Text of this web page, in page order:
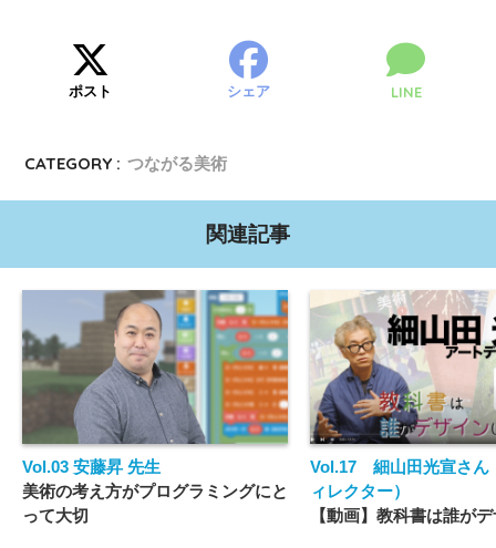
ポスト シェア LINE
CATEGORY : つながる美術
関連記事
Vol.03 安藤昇 先生
美術の考え方がプログラミングにと
って大切
Vol.17 細山田光宣さん
ィレクター）
【動画】教科書は誰が